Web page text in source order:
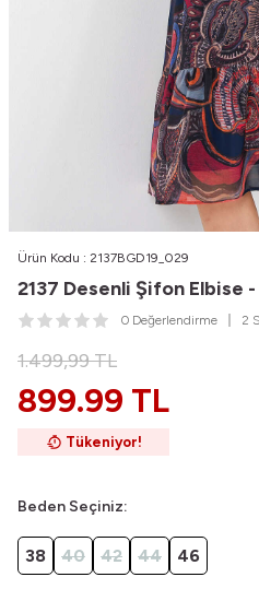
Ürün Kodu : 2137BGD19_029
2137 Desenli Şifon Elbise
0 Değerlendirme 2
1.499,99TL
899.99 TL
Tükeniyor!
Beden Seçiniz:
38 40 42 44 46